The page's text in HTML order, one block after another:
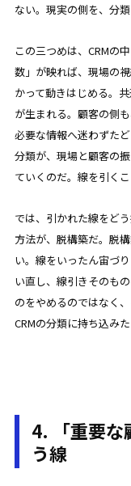
ない。現実の側を、分類
この三つめは、CRMの
数」が映れば、現場の
かって動きはじめる。
が生まれる。顧客の側
必要な情報へ迷わずた
分類が、現場と顧客の
ていくのだ。線を引く
では、引かれた線をど
方法が、脱構築だ。脱
い。線をいったん宙づ
い直し、線引きそのも
のをやめるのではなく
CRMの分類に持ち込みた
4. 「重要な
う線